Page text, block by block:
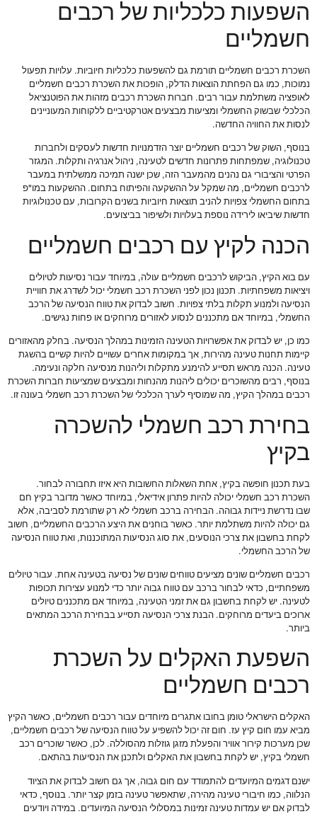
השפעות כלכליות של רכבים
חשמליים
השכרת רכבים חשמליים תורמת גם להשפעות כלכליות חיוביות. עלויות תפעול
נמוכות, כמו גם הפחתת הוצאות הדלק, הופכות את השכרת רכבים חשמליים
לאופציה משתלמת עבור רבים. חברות השכרת רכבים מזהות את הפוטנציאל
הכלכלי שבשוק החשמלי ומציעות מבצעים אטרקטיביים ללקוחות המעוניינים
לנסות את החוויה החדשה.
בנוסף, השוק של רכבים חשמליים יוצר הזדמנויות חדשות לעסקים ולחברות
טכנולוגיה, שמפתחות פתרונות חדשים לטעינה, ניהול אנרגיה ותקלות. המגזר
הפרטי והציבורי גם נהנים מהמעבר הזה, שכן ישנה תמיכה ממשלתית במעבר
לרכבים חשמליים, מה שמקל על ההשקעה והפיתוח בתחום. ההשקעות במו"פ
בתחום החשמלי צפויות להניב תוצאות חיוביות בשנים הקרובות, עם טכנולוגיות
חדשות שיביאו לירידה נוספת בעלויות ולשיפור בביצועים.
הכנה לקיץ עם רכבים חשמליים
עם בוא הקיץ, הביקוש לרכבים חשמליים עולה, במיוחד עבור נסיעות לטיולים
ויציאות משפחתיות. תכנון נכון לפני השכרת רכב חשמלי יכול לשדרג את חוויית
הנסיעה ולמנוע תקלות בלתי צפויות. חשוב לבדוק את טווח הנסיעה של הרכב
החשמלי, במיוחד אם מתכננים לנסוע לאזורים מרוחקים או פחות נגישים.
כמו כן, יש לבדוק את אפשרויות הטעינה הזמינות במהלך הנסיעה. בחלק מהאזורים
קיימות תחנות טעינה מהירות, אך במקומות אחרים עשויים להיות קשיים בהשגת
טעינה. הכנה מראש תסייע להימנע מתקלות וליהנות מנסיעה חלקה ונעימה.
בנוסף, רבים מהשוכרים יכולים ליהנות מהנחות ומבצעים שמציעות חברות השכרת
רכבים במהלך הקיץ, מה שמוסיף לערך הכלכלי של השכרת רכב חשמלי בעונה זו.
בחירת רכב חשמלי להשכרה
בקיץ
בעת תכנון חופשה בקיץ, אחת השאלות החשובות היא איזו תחבורה לבחור.
השכרת רכב חשמלי יכולה להיות פתרון אידיאלי, במיוחד כאשר מדובר בקיץ חם
שבו נדרשת ניידות גבוהה. הבחירה ברכב חשמלי לא רק שתורמת לסביבה, אלא
גם יכולה להיות משתלמת יותר. כאשר בוחנים את היצע הרכבים החשמליים, חשוב
לקחת בחשבון את צרכי הנוסעים, את סוג הנסיעות המתוכננות, ואת טווח הנסיעה
של הרכב החשמלי.
רכבים חשמליים שונים מציעים טווחים שונים של נסיעה בטעינה אחת. עבור טיולים
משפחתיים, כדאי לבחור ברכב עם טווח גבוה יותר כדי למנוע עצירות תכופות
לטעינה. יש לקחת בחשבון גם את זמני הטעינה, במיוחד אם מתכננים טיולים
ארוכים ביעדים מרוחקים. הבנת צרכי הנסיעה תסייע בבחירת הרכב המתאים
ביותר.
השפעת האקלים על השכרת
רכבים חשמליים
האקלים הישראלי טומן בחובו אתגרים מיוחדים עבור רכבים חשמליים, כאשר הקיץ
מביא עמו חום קיץ עז. חום זה יכול להשפיע על טווח הנסיעה של רכבים חשמליים,
שכן מערכות קירור אוויר והפעלת מזגן גוזלות מהסוללה. לכן, כאשר שוכרים רכב
חשמלי בקיץ, יש לקחת בחשבון את האקלים ולתכנן את הנסיעות בהתאם.
ישנם דגמים המיועדים להתמודד עם חום גבוה, אך גם חשוב לבדוק את הציוד
הנלווה, כמו חיבורי טעינה מהירה, שתאפשר טעינה בזמן קצר יותר. בנוסף, כדאי
לבדוק אם יש עמדות טעינה זמינות במסלולי הנסיעה המיועדים. במידה ויודעים